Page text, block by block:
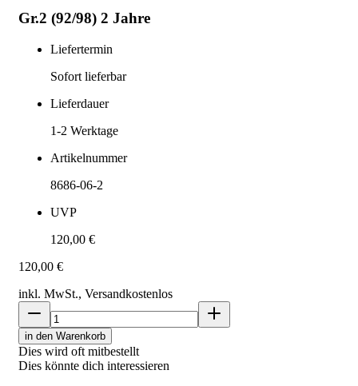
Gr.2 (92/98) 2 Jahre
Liefertermin
Sofort lieferbar
Lieferdauer
1-2 Werktage
Artikelnummer
8686-06-2
UVP
120,00 €
120,00 €
inkl. MwSt., Versandkostenlos
in den Warenkorb
Dies wird oft mitbestellt
Dies könnte dich interessieren